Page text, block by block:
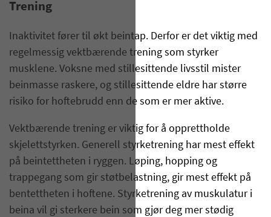
Trening
Inaktivitet fører til økt beintap. Derfor er det viktig med
regelmessig vektbærende trening som styrker
musklene. Voksne med stillesittende livsstil mister
beinmasse raskere, og stillesittende eldre har større
risiko for hoftebrudd enn de som er mer aktive.
Vektbærende trening er viktig for å opprettholde
skjelettstyrken. Generell styrketrening har mest effekt
på beintettheten i ryggen. Løping, hopping og
trappegang som gir støtbelastning, gir mest effekt på
bentettheten i hoftene. Styrketrening av muskulatur i
beina vil gi sterkere bein som gjør deg mer stødig